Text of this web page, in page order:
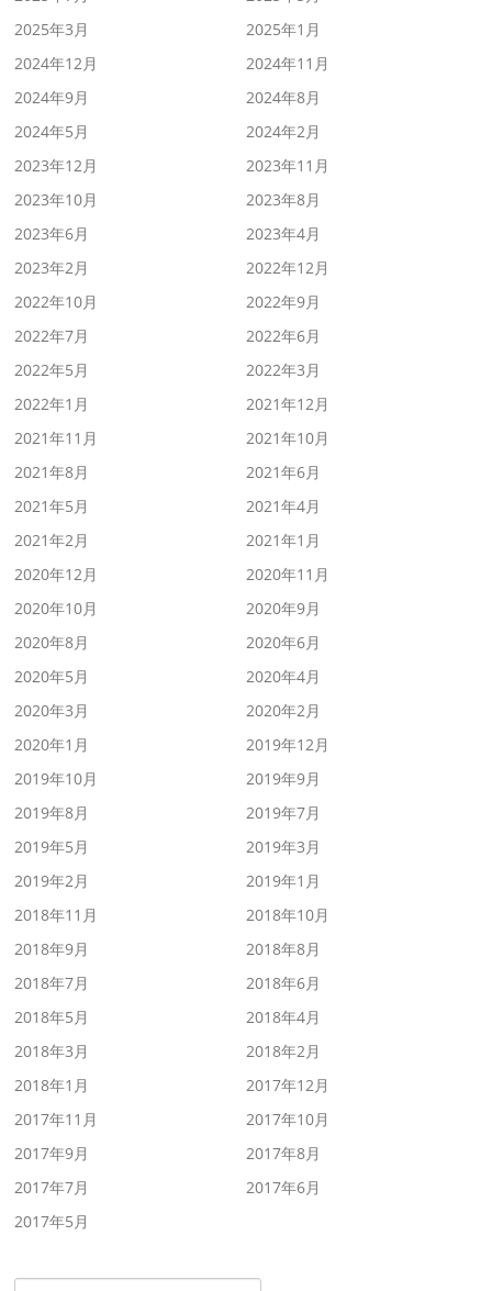
2025年3月
2025年1月
2024年12月
2024年11月
2024年9月
2024年8月
2024年5月
2024年2月
2023年12月
2023年11月
2023年10月
2023年8月
2023年6月
2023年4月
2023年2月
2022年12月
2022年10月
2022年9月
2022年7月
2022年6月
2022年5月
2022年3月
2022年1月
2021年12月
2021年11月
2021年10月
2021年8月
2021年6月
2021年5月
2021年4月
2021年2月
2021年1月
2020年12月
2020年11月
2020年10月
2020年9月
2020年8月
2020年6月
2020年5月
2020年4月
2020年3月
2020年2月
2020年1月
2019年12月
2019年10月
2019年9月
2019年8月
2019年7月
2019年5月
2019年3月
2019年2月
2019年1月
2018年11月
2018年10月
2018年9月
2018年8月
2018年7月
2018年6月
2018年5月
2018年4月
2018年3月
2018年2月
2018年1月
2017年12月
2017年11月
2017年10月
2017年9月
2017年8月
2017年7月
2017年6月
2017年5月